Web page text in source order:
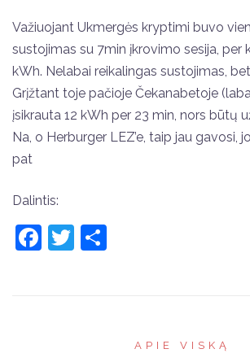
Važiuojant Ukmergės kryptimi buvo
sustojimas su 7min įkrovimo sesija, per
kWh. Nelabai reikalingas sustojimas,
Grįžtant toje pačioje Čekanabetoje
įsikrauta 12 kWh per 23 min, nors būtų
Na, o Herburger LEZ’e, taip jau gavosi,
pat
Dalintis:
Facebook
Twitter
APIE VISKĄ